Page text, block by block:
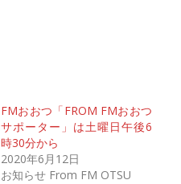
FMおおつ「FROM FMおおつ
サポーター」は土曜日午後6
時30分から
2020年6月12日
お知らせ From FM OTSU